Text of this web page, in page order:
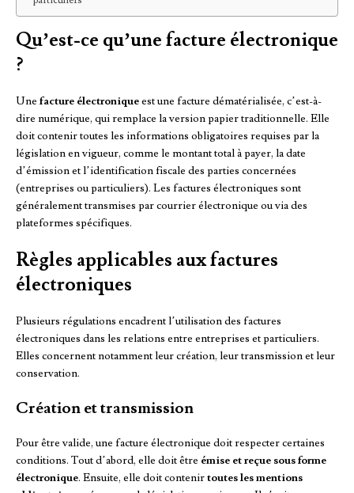
Qu’est-ce qu’une facture électronique
?
Une facture électroniqueest une facture dématérialisée, c’est-à-
dire numérique, qui remplace la version papier traditionnelle. Elle
doit contenir toutes les informations obligatoires requises par la
législation en vigueur, comme le montant total à payer, la date
d’émission et l’identification fiscale des parties concernées
(entreprises ou particuliers). Les factures électroniques sont
généralement transmises par courrier électronique ou via des
plateformes spécifiques.
Règles applicables aux factures
électroniques
Plusieurs régulations encadrent l’utilisation des factures
électroniques dans les relations entre entreprises et particuliers.
Elles concernent notamment leur création, leur transmission et leur
conservation.
Création et transmission
Pour être valide, une facture électronique doit respecter certaines
conditions. Tout d’abord, elle doit être émise et reçue sous forme
électronique. Ensuite, elle doit contenirtoutes les mentions